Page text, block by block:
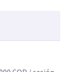
conjunta,
o